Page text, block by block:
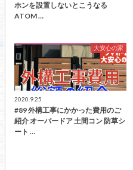
ホンを設置しないとこうなる
ATOM …
大安心の家
2020.9.25
#89 外構工事にかかった費用のご
紹介 オーバードア 土間コン 防草シ
ート …